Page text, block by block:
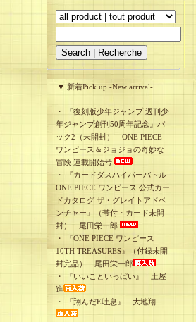
▼ 新着Pick up -New arrival-
・
『復刻版少年ジャンプ 週刊少
年ジャンプ創刊50周年記念』パ
ック2（未開封） ONE PIECE
ワンピース＆ジョジョの奇妙な
冒険 連載開始号
・
『カードダスハイパーバトル
ONE PIECE ワンピース 公式カー
ドカタログ ザ・グレイトアドベ
ンチャー』（帯付・カード未開
封） 尾田栄一郎
・
『ONE PIECE ワンピース
10TH TREASURES』（付録未開
封完品） 尾田栄一郎
・
『いいこといっぱい』 土屋
進
・
『翔んだE吐息』 大地翔